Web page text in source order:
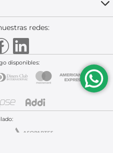
redes:
disponibles: